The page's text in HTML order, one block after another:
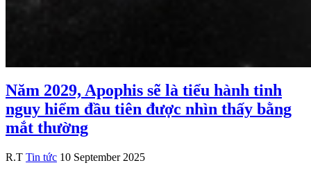
Năm 2029, Apophis sẽ là tiểu hành tinh
nguy hiểm đầu tiên được nhìn thấy bằng
mắt thường
R.T Tin tức 10 September 2025